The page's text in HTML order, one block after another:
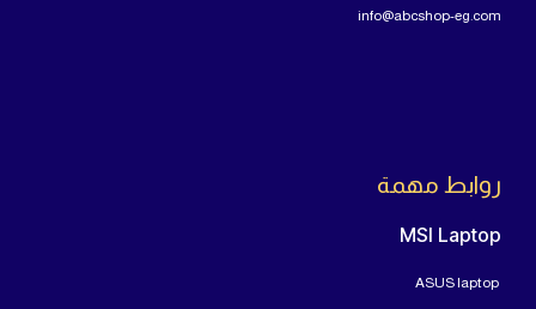
info@abcshop-eg.com
روابط مهمة
MSI Laptop
ASUS laptop